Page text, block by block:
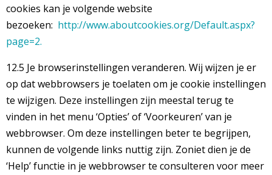
cookies kan je volgende website
bezoeken: http://www.aboutcookies.org/Default.aspx?
page=2.
12.5 Je browserinstellingen veranderen. Wij wijzen je er
op dat webbrowsers je toelaten om je cookie instellingen
te wijzigen. Deze instellingen zijn meestal terug te
vinden in het menu ‘Opties’ of ‘Voorkeuren’ van je
webbrowser. Om deze instellingen beter te begrijpen,
kunnen de volgende links nuttig zijn. Zoniet dien je de
‘Help’ functie in je webbrowser te consulteren voor meer